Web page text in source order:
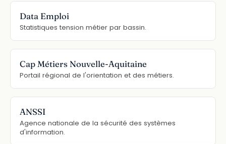
Data Emploi
Statistiques tension métier par bassin.
Cap Métiers Nouvelle-Aquitaine
Portail régional de l'orientation et des métiers.
ANSSI
Agence nationale de la sécurité des systèmes
d'information.